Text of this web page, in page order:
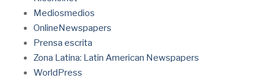
Mediosmedios
OnlineNewspapers
Prensa escrita
Zona Latina: Latin American Newspapers
WorldPress